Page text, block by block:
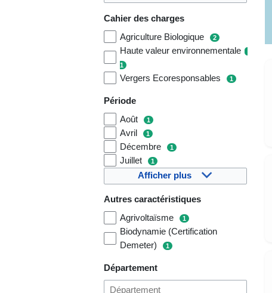
Cahier des charges
Agriculture Biologique
2
Haute valeur environnementale
1
Vergers Ecoresponsables 1
Période
Août
1
Avril 1
Décembre 1
Juillet 1
Afficher plus
Autres caractéristiques
Agrivoltaïsme
1
Biodynamie (Certification
Demeter)
1
Département